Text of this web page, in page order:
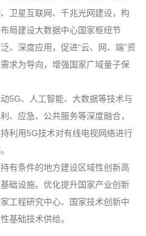
卫星互联网、千兆光网建设，构
局建设大数据中心国家枢纽节
、深度应用，促进“云、网、端”资
求为导向，增强国家广域量子保
5G、人工智能、大数据等技术与
、应急、公共服务等深度融合，
利用5G技术对有线电视网络进行
有条件的地方建设区域性创新高
础设施。优化提升国家产业创新
工程研究中心、国家技术创新中
基础技术供给。